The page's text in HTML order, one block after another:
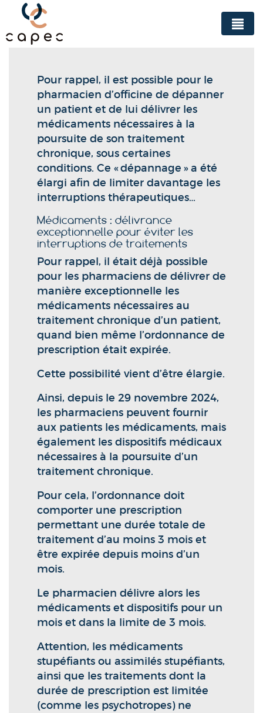
Panneau de gestion des cookies
Pour rappel, il est possible pour le
pharmacien d’officine de dépanner
un patient et de lui délivrer les
médicaments nécessaires à la
poursuite de son traitement
chronique, sous certaines
conditions. Ce « dépannage » a été
élargi afin de limiter davantage les
interruptions thérapeutiques…
Médicaments : délivrance
exceptionnelle pour éviter les
interruptions de traitements
Pour rappel, il était déjà possible
pour les pharmaciens de délivrer de
manière exceptionnelle les
médicaments nécessaires au
traitement chronique d’un patient,
quand bien même l’ordonnance de
prescription était expirée.
Cette possibilité vient d’être élargie.
Ainsi, depuis le 29 novembre 2024,
les pharmaciens peuvent fournir
aux patients les médicaments, mais
également les dispositifs médicaux
nécessaires à la poursuite d’un
traitement chronique.
Pour cela, l’ordonnance doit
comporter une prescription
permettant une durée totale de
traitement d’au moins 3 mois et
être expirée depuis moins d’un
mois.
Le pharmacien délivre alors les
médicaments et dispositifs pour un
mois et dans la limite de 3 mois.
Attention, les médicaments
stupéfiants ou assimilés stupéfiants,
ainsi que les traitements dont la
durée de prescription est limitée
(comme les psychotropes) ne